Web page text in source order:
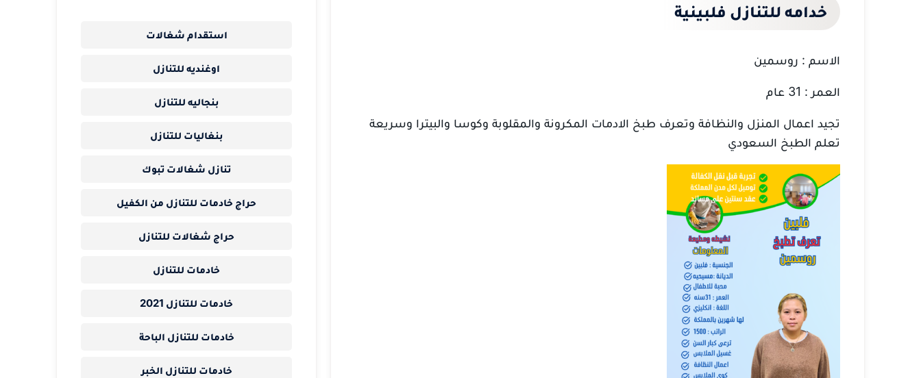
خدامه للتنازل فلبينية
الاسم : روسمين
العمر : 31 عام
تجيد اعمال المنزل والنظافة وتعرف طبخ الادمات المكرونة والمقلوبة وكوسا والبيترا وسريعة
تعلم الطبخ السعودي
استقدام شغالات
اوغنديه للتنازل
بنجاليه للتنازل
بنغاليات للتنازل
تنازل شغالات تبوك
حراج خادمات للتنازل من الكفيل
حراج شغالات للتنازل
خادمات للتنازل
خادمات للتنازل 2021
خادمات للتنازل الباحة
خادمات للتنازل الخبر